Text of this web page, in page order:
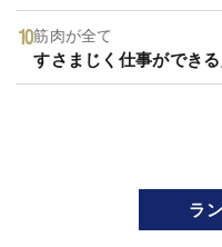
筋肉が全て
すさまじく仕事ができ
ラ